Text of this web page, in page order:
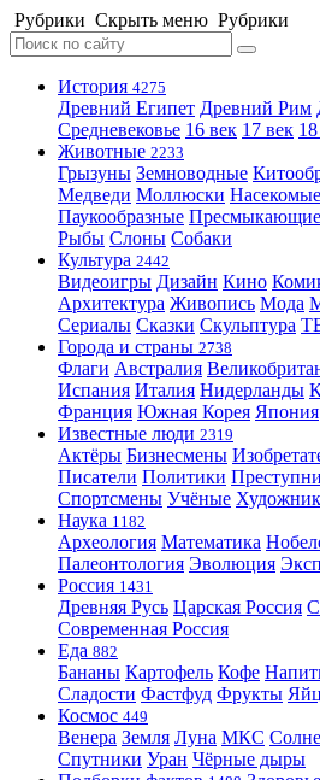
Рубрики Скрыть меню Рубрики
История 4275
Древний Египет Древний Рим
Средневековье 16 век 17 век
Животные 2233
Грызуны Земноводные
Медведи Моллюски Насекомые
Паукообразные
Рыбы Слоны Собаки
Культура 2442
Видеоигры Дизайн Кино
Архитектура Живопись Мода
Сериалы Сказки Скульптура
Города и страны 2738
Флаги Австралия
Испания Италия Нидерланды
Франция Южная Корея Япония
Известные люди 2319
Актёры Бизнесмены
Писатели Политики
Спортсмены Учёные
Наука 1182
Археология Математика
Палеонтология Эволюция
Россия 1431
Древняя Русь Царская Россия
Современная Россия
Еда 882
Бананы Картофель Кофе
Сладости Фастфуд Фрукты
Космос 449
Венера Земля Луна МКС
Спутники Уран Чёрные дыры